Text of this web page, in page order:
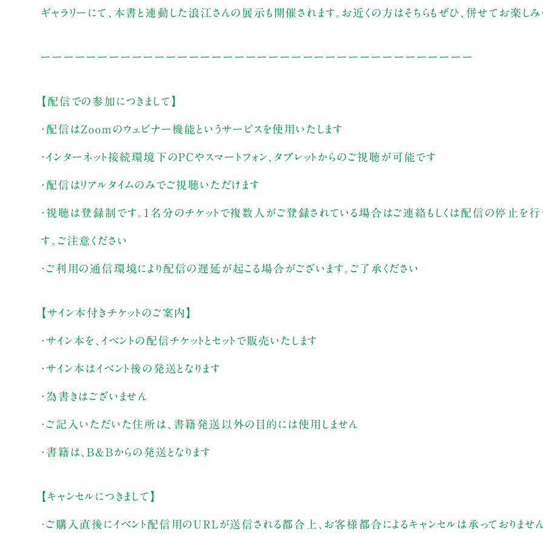
ギャラリーにて、本書と連動した浪江さんの展示も開催されます。お近くの方はそちらもぜひ、併せてお楽しみ
ーーーーーーーーーーーーーーーーーーーーーーーーーーーーーーーーーーーーーー
【配信での参加につきまして】
・配信はZoomのウェビナー機能というサービスを使用いたします
・インターネット接続環境下のPCやスマートフォン、タブレットからのご視聴が可能です
・配信はリアルタイムのみでご視聴いただけます
・視聴は登録制です。1名分のチケットで複数人がご登録されている場合はご連絡もしくは配信の停止を行
す。ご注意ください
・ご利用の通信環境により配信の遅延が起こる場合がございます。ご了承ください
【サイン本付きチケットのご案内】
・サイン本を、イベントの配信チケットとセットで販売いたします
・サイン本はイベント後の発送となります
・為書きはございません
・ご記入いただいた住所は、書籍発送以外の目的には使用しません
・書籍は、B&Bからの発送となります
【キャンセルにつきまして】
・ご購入直後にイベント配信用のURLが送信される都合上、お客様都合によるキャンセルは承っておりませ